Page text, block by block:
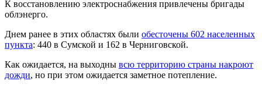
К восстановлению электроснабжения привлечены бригады
облэнерго.
Днем ранее в этих областях были обесточены 602 населенных
пункта: 440 в Сумской и 162 в Черниговской.
Как ожидается, на выходны всю территорию страны накроют
дожди, но при этом ожидается заметное потепление.